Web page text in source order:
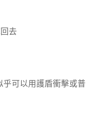
去
可以用護盾衝擊或普